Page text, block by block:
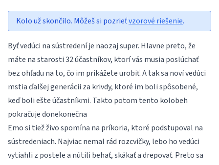
Kolo už skončilo. Môžeš si pozrieťvzorové riešenie.
Byť vedúci na sústredení je naozaj super. Hlavne preto, že
máte na starosti 32 účastníkov, ktorí vás musia poslúchať
bez ohľadu na to, čo im prikážete urobiť. A tak sa noví vedúci
mstia ďalšej generácii za krivdy, ktoré im boli spôsobené,
keď boli ešte účastníkmi. Takto potom tento kolobeh
pokračuje donekonečna
Emo si tiež živo spomína na príkoria, ktoré podstupoval na
sústredeniach. Najviac nemal rád rozcvičky, lebo ho vedúci
vytiahli z postele a nútili behať, skákať a drepovať. Preto sa